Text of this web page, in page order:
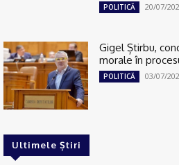
POLITICĂ 20/07/
Gigel Știrbu,
morale în
POLITICĂ 03/07/
Ultimele Știri